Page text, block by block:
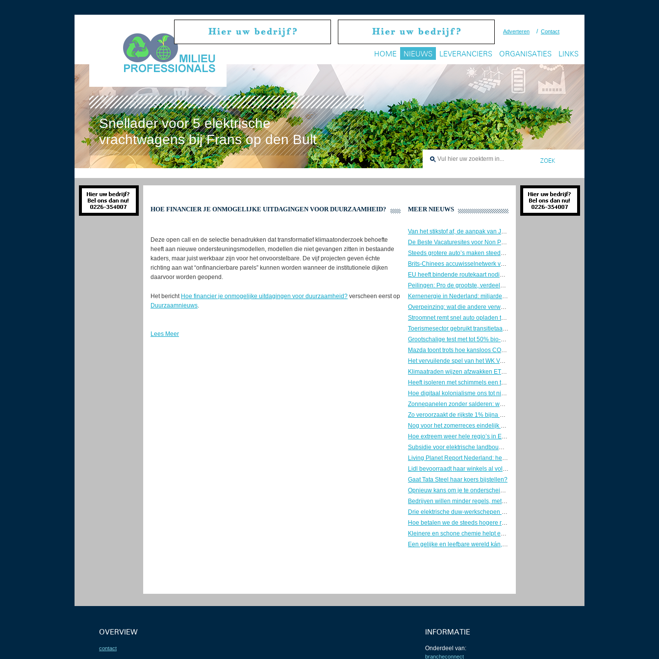
Adverteren / Contact
HOME NIEUWS LEVERANCIERS ORGANISATIES LINKS
Snellader voor 5 elektrische
vrachtwagens bij Frans op den Bult
HOE FINANCIER JE ONMOGELIJKE UITDAGINGEN VOOR DUURZAAMHEID?
Deze open call en de selectie benadrukken dat transformatief klimaatonderzoek behoefte
heeft aan nieuwe ondersteuningsmodellen, modellen die niet gevangen zitten in bestaande
kaders, maar juist werkbaar zijn voor het onvoorstelbare. De vijf projecten geven échte
richting aan wat “onfinancierbare parels” kunnen worden wanneer de institutionele dijken
daarvoor worden geopend.
Het bericht Hoe financier je onmogelijke uitdagingen voor duurzaamheid? verscheen eerst op
Duurzaamnieuws.
Lees Meer
MEER NIEUWS
Van het stikstof af, de aanpak van Jetten
De Beste Vacaturesites voor Non Profits en Impact Vacatures
Steeds grotere auto’s maken steeds meer slachtoffers
Brits-Chinees accuwisselnetwerk voor Europees vrachtverkeer
EU heeft bindende routekaart nodig voor afbouw fossiele subsidies
Peilingen: Pro de grootste, verdeeld rechts wint
Kernenergie in Nederland: miljardendroom zonder locatie, zonder geld en zonder plan
Overpeinzing: wat die andere verwoesting met de liefde voor je leven doet
Stroomnet remt snel auto opladen thuis
Toerismesector gebruikt transitietaal, maar verandert nauwelijks
Grootschalige test met tot 50% bio-bitumen op wegen door heel NL
Mazda toont trots hoe kansloos CO2-opslag tijdens het rijden is
Het vervuilende spel van het WK Voetbal 2026
Klimaatraden wijzen afzwakken ETS systeem af in oproep aan EU
Heeft isoleren met schimmels een toekomst?
Hoe digitaal kolonialisme ons tot nieuwe slaven maakt
Zonnepanelen zonder salderen: wat blijft er over van je rendement?
Zo veroorzaakt de rijkste 1% bijna 1 biljoen dollar klimaatschade per jaar
Nog voor het zomerreces eindelijk een heldere afstandsnorm?
Hoe extreem weer hele regio’s in Europa onverzekerbaar maakt
Subsidie voor elektrische landbouwvoertuigen erg in trek
Living Planet Report Nederland: herstel Nederlandse zoetwaternatuur valt stil
Lidl bevoorraadt haar winkels al volgend jaar 100% elektrisch
Gaat Tata Steel haar koers bijstellen?
Opnieuw kans om je te onderscheiden op CO2-reductie in de bouw
Bedrijven willen minder regels, met meer problemen als gevolg
Drie elektrische duw-werkschepen tegelijk in aanbouw
Hoe betalen we de steeds hogere rekening van kunstmatige intelligentie?
Kleinere en schone chemie helpt economie en klimaat
Een gelijke en leefbare wereld kán, maar hoe realiseer je die?
OVERVIEW
contact
INFORMATIE
Onderdeel van:
brancheconnect